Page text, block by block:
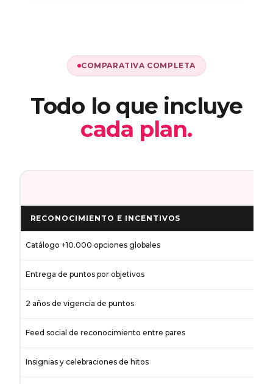
COMPARATIVA COMPLETA
Todo lo que incluye
cada plan.
RECONOCIMIENTO E INCENTIVOS
Catálogo +10.000 opciones globales
Entrega de puntos por objetivos
2 años de vigencia de puntos
Feed social de reconocimiento entre pares
Insignias y celebraciones de hitos